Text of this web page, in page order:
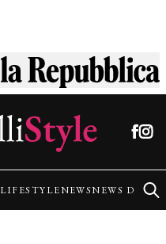
LIFESTYLENEWSNEWS